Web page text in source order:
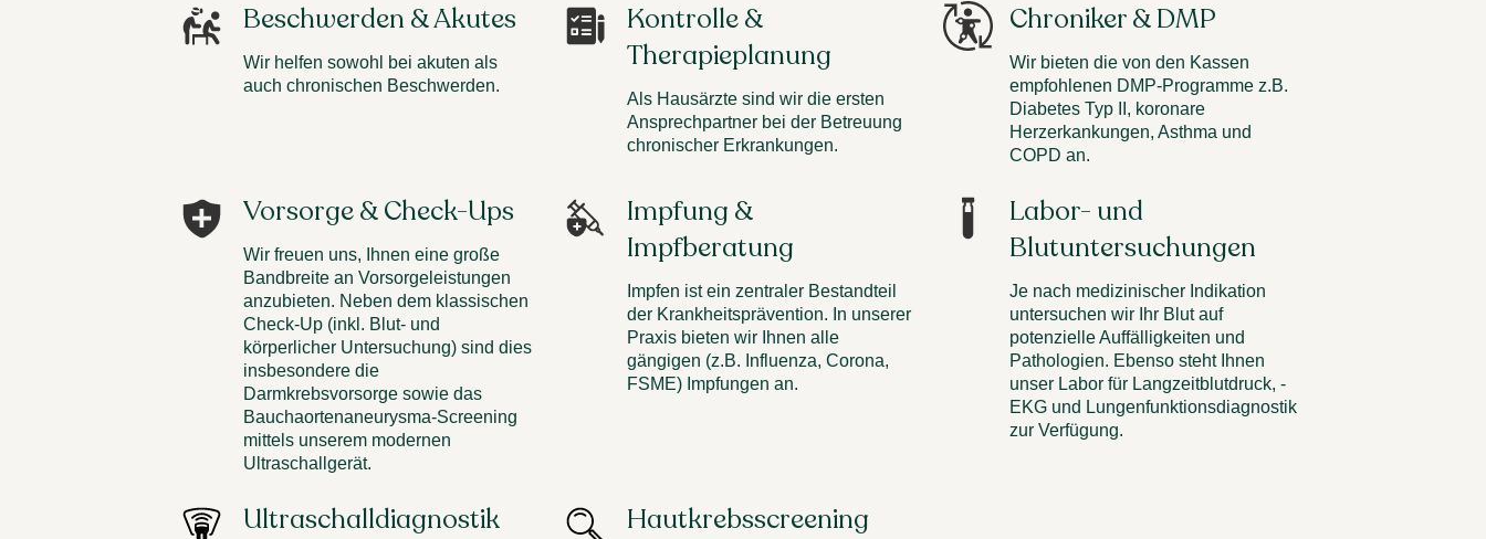
Beschwerden & Akutes
Wir helfen sowohl bei akuten als
auch chronischen Beschwerden.
Kontrolle &
Therapieplanung
Als Hausärzte sind wir die ersten
Ansprechpartner bei der Betreuung
chronischer Erkrankungen.
Chroniker & DMP
Wir bieten die von den Kassen
empfohlenen DMP-Programme z.B.
Diabetes Typ II, koronare
Herzerkankungen, Asthma und
COPD an.
Vorsorge & Check-Ups
Wir freuen uns, Ihnen eine große
Bandbreite an Vorsorgeleistungen
anzubieten. Neben dem klassischen
Check-Up (inkl. Blut- und
körperlicher Untersuchung) sind dies
insbesondere die
Darmkrebsvorsorge sowie das
Bauchaortenaneurysma-Screening
mittels unserem modernen
Ultraschallgerät.
Impfung &
Impfberatung
Impfen ist ein zentraler Bestandteil
der Krankheitsprävention. In unserer
Praxis bieten wir Ihnen alle
gängigen (z.B. Influenza, Corona,
FSME) Impfungen an.
Labor- und
Blutuntersuchungen
Je nach medizinischer Indikation
untersuchen wir Ihr Blut auf
potenzielle Auffälligkeiten und
Pathologien. Ebenso steht Ihnen
unser Labor für Langzeitblutdruck, -
EKG und Lungenfunktionsdiagnostik
zur Verfügung.
Ultraschalldiagnostik Hautkrebsscreening